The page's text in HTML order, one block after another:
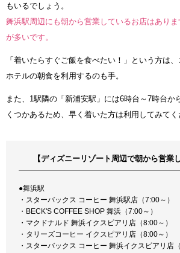
もいるでしょう。
舞浜駅周辺にも朝から営業しているお店はあり
が多いです。
「着いたらすぐご飯を食べたい！」という方は
ホテルの朝食を利用するのも手。
また、1駅隣の「新浦安駅」には6時台～7時台か
くつかあるため、早く着いた方は利用してみてく
【ディズニーリゾート周辺で朝から営業
●舞浜駅
・スターバックス コーヒー 舞浜駅店（7:00～）
・BECK'S COFFEE SHOP 舞浜（7:00～）
・マクドナルド 舞浜イクスピアリ店（8:00～）
・タリーズコーヒー イクスピアリ店（8:00～）
・スターバックス コーヒー 舞浜イクスピアリ店